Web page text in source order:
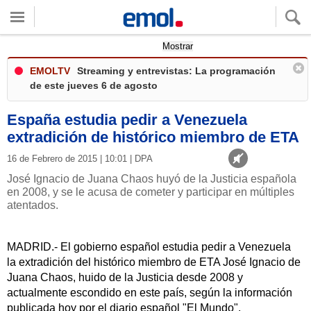
Mostrar
EMOLTV
Streaming y entrevistas: La programación
de este jueves 6 de agosto
España estudia pedir a Venezuela
extradición de histórico miembro de ETA
16 de Febrero de 2015 | 10:01 | DPA
José Ignacio de Juana Chaos huyó de la Justicia española
en 2008, y se le acusa de cometer y participar en múltiples
atentados.
MADRID.- El gobierno español estudia pedir a Venezuela
la extradición del histórico miembro de ETA José Ignacio de
Juana Chaos, huido de la Justicia desde 2008 y
actualmente escondido en este país, según la información
publicada hoy por el diario español "El Mundo".